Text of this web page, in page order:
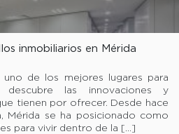
inmobiliarios en Mérida
de los mejores lugares para
las innovaciones y
tienen por ofrecer. Desde hace
Mérida se ha posicionado como
para vivir dentro de la […]